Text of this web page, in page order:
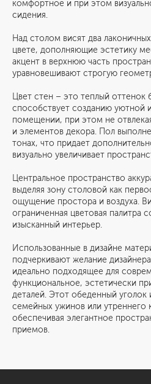
комфортное и при этом
сидения.
Над столом висят два
цвете, дополняющие эстетику
акцент в верхнюю часть
уравновешивают строгую
Цвет стен – это теплый оттенок
способствует созданию уютной
помещении, при этом не
и элементов декора. Пол
тонах, что придает
визуально увеличивает
Центральное пространство
выделяя зону столовой как
ощущение простора и воздуха.
ограниченная цветовая палитра
изысканный интерьер.
Использованные в дизайне
подчеркивают желание
идеально подходящее для
функциональное, эстетически
деталей. Этот обеденный уголок
семейных ужинов или утреннего
обеспечивая элегантное
приемов.